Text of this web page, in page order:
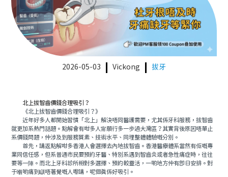
醫療新聞 medical news
種植牙dental implant
orthodontics
預約牙醫contact us
2026-05-03 Vickong 拔牙
北上拔智齒價錢合理吸引？
《北上拔智齒價錢合理吸引？》
近年好多人都開始習慣「北上」解決唔同醫護需要，尤其係牙科服務，拔智齒
就更加系熱門話題。點解會有咁多人甯願行多一步過大灣區？其實背後原因唔單止
系價錢問題，仲涉及到服務質素、技術水平、同埋整體體驗嘅分別。
首先，講返點解咁多香港人會選擇去內地拔智齒。香港醫療體系當然有佢嘅專
業同信任感，但系普通市民要預約牙醫、特別系遇到智齒炎或者急性痛症時，往往
要等一陣。而北上牙科診所相對多選擇、預約較靈活，一啲地方仲有即日安排。對
于嗰啲痛到瞓唔著覺嘅人嚟講，呢個真係好吸引。